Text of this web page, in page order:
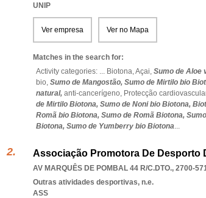
UNIP
Ver empresa Ver no Mapa
Matches in the search for:
Activity categories: ... Biotona,Açai, Sumo de Aloe
bio, Sumo de Mangostão, Sumo de Mirtilo bio
natural, anti-cancerígeno, Protecção
de Mirtilo Biotona, Sumo de Noni bio Biotona,
Romã bio Biotona, Sumo de Romã Biotona,
Biotona, Sumo de Yumberry bio Biotona...
Associação Promotora De Desporto
AV MARQUÊS DE POMBAL 44 R/C.DTO., 2700-
Outras atividades desportivas, n.e.
ASS